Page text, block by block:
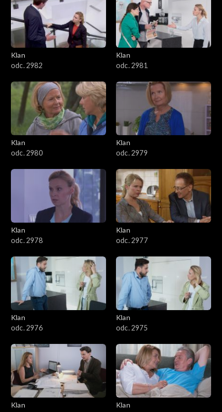
1401–1500
1301–1400
1201–1300
1101–1200
1001–1100
901–1000
801–900
601–700
501–600
401–500
301–400
201–300
101–200
1–100
Klan
odc. 2982
Klan
odc. 2981
Klan
odc. 2980
Klan
odc. 2979
Klan
odc. 2978
Klan
odc. 2977
Klan
odc. 2976
Klan
odc. 2975
Klan
Klan